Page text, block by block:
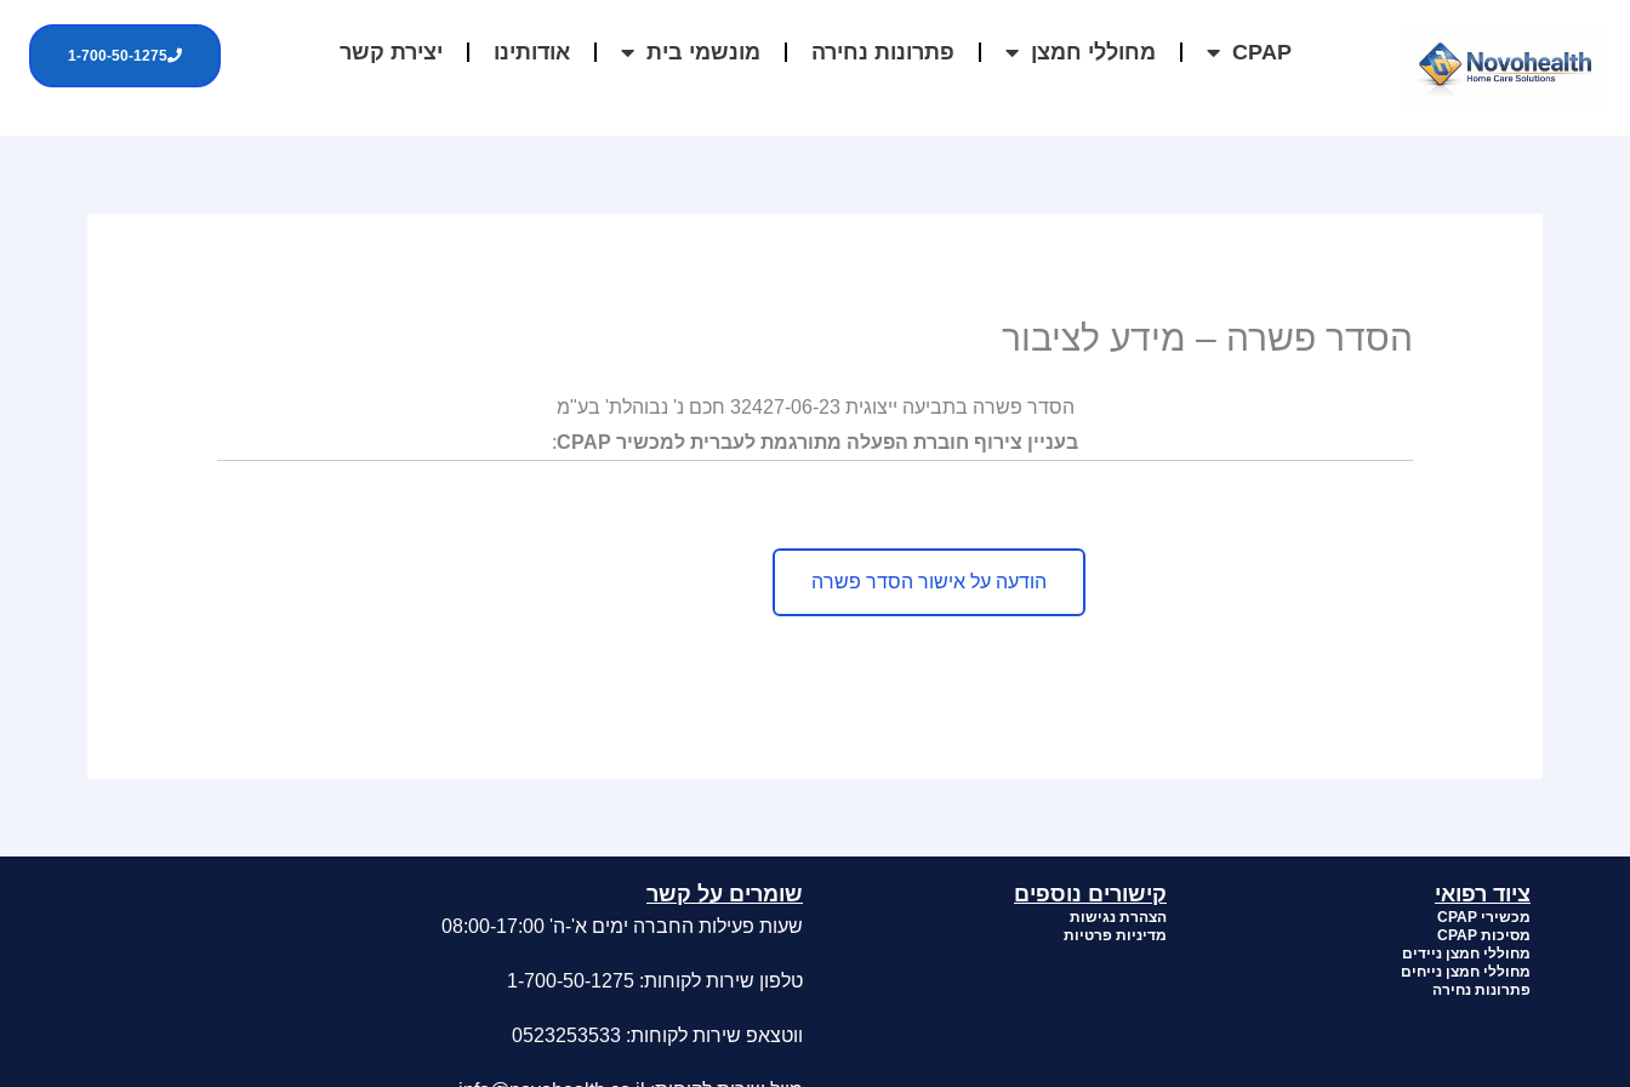
CPAP מחוללי חמצן פתרונות נחירה מונשמי בית אודותינו יצירת קשר 1-700-50-1275
הסדר פשרה – מידע לציבור
הסדר פשרה בתביעה ייצוגית 32427-06-23 חכם נ' נבוהלת' בע"מ
בעניין צירוף חוברת הפעלה מתורגמת לעברית למכשיר CPAP
:
הודעה על אישור הסדר פשרה
ציוד רפואי
מכשירי CPAP
מסיכות CPAP
מחוללי חמצן ניידים
מחוללי חמצן נייחים
פתרונות נחירה
קישורים נוספים
הצהרת נגישות
מדיניות פרטיות
שומרים על קשר
שעות פעילות החברה ימים א'-ה' 08:00-17:00
טלפון שירות לקוחות: 1-700-50-1275
ווטצאפ שירות לקוחות: 0523253533